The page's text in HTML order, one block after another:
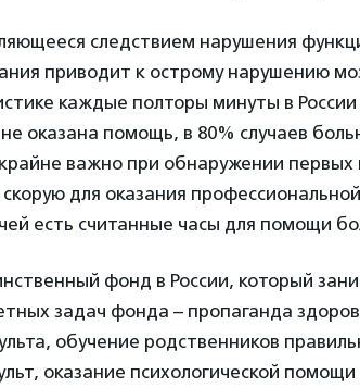
следствием нарушения
приводит к острому нарушению
каждые полторы минуты в России
оказана помощь, в 80% случаев
важно при обнаружении первых
для оказания
есть считанные часы для помощи
фонд в России, который
задач фонда – пропаганда
обучение родственников
оказание психологической